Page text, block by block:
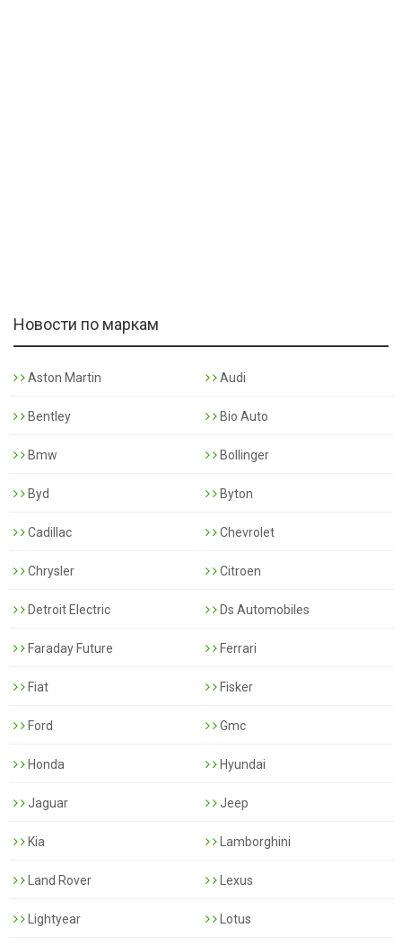
Новости по маркам
Aston Martin Audi
Bentley Bio Auto
Bmw Bollinger
Byd Byton
Cadillac Chevrolet
Chrysler Citroen
Detroit Electric Ds Automobiles
Faraday Future Ferrari
Fiat Fisker
Ford Gmc
Honda Hyundai
Jaguar Jeep
Kia Lamborghini
Land Rover Lexus
Lightyear Lotus